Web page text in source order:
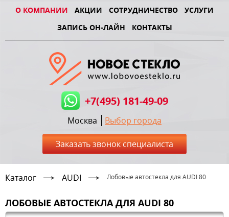
О КОМПАНИИ АКЦИИ СОТРУДНИЧЕСТВО
УСЛУГИ
ЗАПИСЬ ОН-ЛАЙН
КОНТАКТЫ
+7(495) 181-49-09
Москва Выбор города
Заказать звонок специалиста
Каталог AUDI Лобовые автостекла для AUDI 80
ЛОБОВЫЕ АВТОСТЕКЛА ДЛЯ AUDI 80